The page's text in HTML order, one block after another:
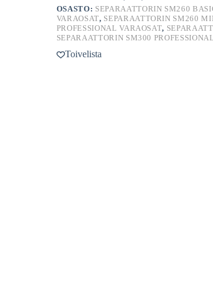
OSASTO: SEPARAATTORIN SM260
VARAOSAT, SEPARAATTORIN SM260
PROFESSIONAL VARAOSAT,
SEPARAATTORIN SM300
Toivelista